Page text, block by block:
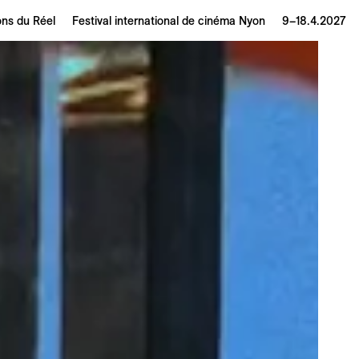
du Réel Festival international de cinéma Nyon 9–18.4.2027